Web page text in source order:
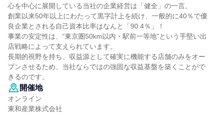
心を中心に展開している当社の企業経営は「健全」の一言。
創業以来50年以上にわたって黒字計上を続け、一般的に40％で優
良企業とされる自己資本比率はなんと「90.4％」！
事業の安定性は、“東京圏50km以内・駅前一等地”という手堅い出
店戦略によって支えられています。
長期的視野を持ち、収益源として確実に機能する店舗のみをオー
プンさせるため、当社ならではの強固な収益基盤を築くことがで
きるのです。
開催地
オンライン
東和産業株式会社